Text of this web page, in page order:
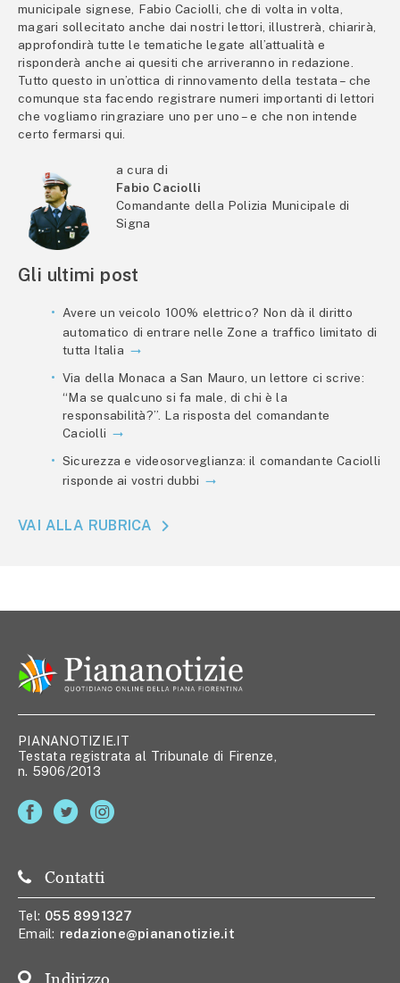
municipale signese, Fabio Caciolli, che di volta in volta,
magari sollecitato anche dai nostri lettori, illustrerà, chiarirà,
approfondirà tutte le tematiche legate all’attualità e
risponderà anche ai quesiti che arriveranno in redazione.
Tutto questo in un’ottica di rinnovamento della testata – che
comunque sta facendo registrare numeri importanti di lettori
che vogliamo ringraziare uno per uno – e che non intende
certo fermarsi qui.
a cura di
Fabio Caciolli
Comandante della Polizia Municipale di
Signa
Gli ultimi post
Avere un veicolo 100% elettrico? Non dà il diritto
automatico di entrare nelle Zone a traffico limitato di
tutta Italia
Via della Monaca a San Mauro, un lettore ci scrive:
“Ma se qualcuno si fa male, di chi è la
responsabilità?”. La risposta del comandante
Caciolli
Sicurezza e videosorveglianza: il comandante Caciolli
risponde ai vostri dubbi
VAI ALLA RUBRICA
PIANANOTIZIE.IT
Testata registrata al Tribunale di Firenze,
n. 5906/2013
Contatti
Tel: 055 8991327
Email: redazione@piananotizie.it